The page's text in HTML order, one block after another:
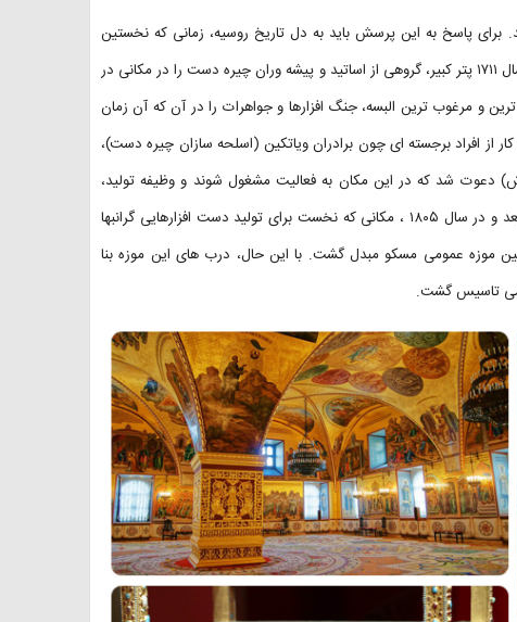
برای پاسخ به این پرسش باید به دل تاریخ روسیه، زمانی که نخستین
جرقه احداث این موزه در انبار مهماتی در مسکو زده شد، سفر کنید. در سال ۱۷۱۱ پتر کبیر، گروهی از اساتید و پیشه وران چیره دست را در مکانی در
و مرغوب ترین البسه، جنگ افزارها و جواهرات را در آن که آن زمان
از افراد برجسته ای چون برادران ویاتکین (اسلحه سازان چیره دست)،
دعوت شد که در این مکان به فعالیت مشغول شوند و وظیفه تولید،
نگهداری و خرید و فروش دارایی های پادشاه را برعهده گیرند. سال ها بعد و در سال ۱۸۰۵ ، مکانی که نخست برای تولید دست افزارهایی گرانبها
موزه عمومی مسکو مبدل گشت. با این حال، درب های این موزه بنا